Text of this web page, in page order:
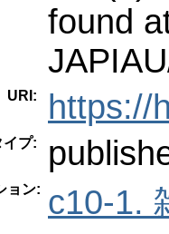
found
URI: https://
イプ:
ョン: c10-1.